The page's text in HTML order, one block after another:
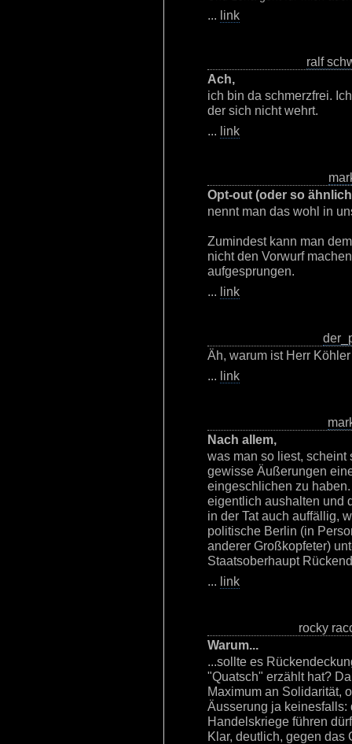
... link
ralf
Ach,
ich bin da schmerzfrei.
der sich nicht wehrt.
... link
Opt-out (oder so
nennt man das wohl in
Zumindest kann man
nicht den Vorwurf
aufgesprungen.
... link
Äh, warum ist Herr
... link
Nach allem,
was man so liest, scheint
gewisse Äußerungen
eingeschlichen zu
eigentlich aushalten und
in der Tat auch auffällig,
politische Berlin (in
anderer Großkopfeter)
Staatsoberhaupt
... link
rocky
Warum...
...sollte es
"Quatsch" erzählt hat?
Maximum an Solidarität,
Äusserung ja
Handelskriege führen
Klar, deutlich, gegen das